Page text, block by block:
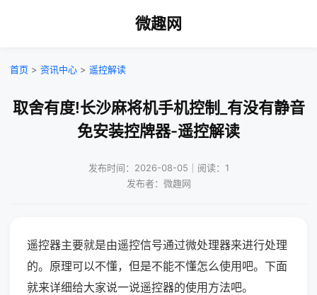
微趣网
首页 > 资讯中心 > 遥控解读
取舍有度!长沙麻将机手机控制_有没有静音
免安装控牌器-遥控解读
发布时间：2026-08-05｜阅读：1
发布者：微趣网
遥控器主要就是由遥控信号通过微处理器来进行处理
的。原理可以不懂，但是不能不懂怎么使用吧。下面
就来详细给大家说一说遥控器的使用方法吧。